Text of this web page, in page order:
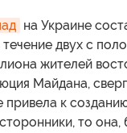
на Украине
двух с
жителей
Майдана,
привела к
то она,